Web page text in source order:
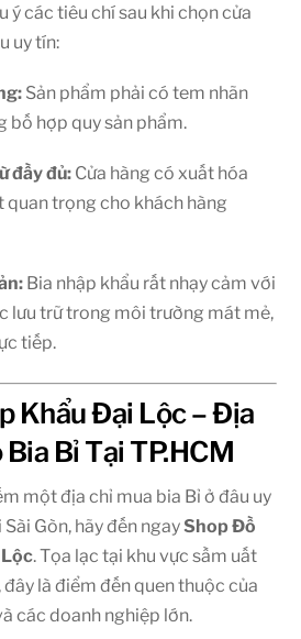
ý các tiêu chí sau khi chọn cửa
uy tín:
Sản phẩm phải có tem nhãn
bố hợp quy sản phẩm.
đầy đủ: Cửa hàng có xuất hóa
quan trọng cho khách hàng
Bia nhập khẩu rất nhạy cảm với
lưu trữ trong môi trường mát mẻ,
tiếp.
Khẩu Đại Lộc – Địa
Bỉ Tại TP.HCM
một địa chỉ mua bia Bỉ ở đâu uy
Gòn, hãy đến ngayShopĐồ
. Tọa lạc tại khu vực sầm uất
đây là điểm đến quen thuộc của
các doanh nghiệp lớn.